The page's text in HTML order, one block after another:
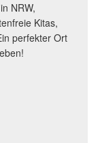
NRW,
Kitas,
perfekter Ort